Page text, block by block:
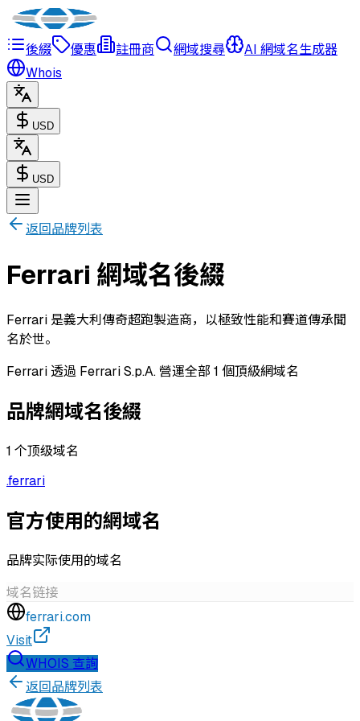
後綴 優惠 註冊商 網域搜尋
AI 網域名生成器
Whois
USD
USD
返回品牌列表
Ferrari 網域名後綴
Ferrari 是義大利傳奇超跑製造商，以極致性能和賽道傳承聞
名於世。
Ferrari 透過 Ferrari S.p.A. 營運全部 1 個頂級網域名
品牌網域名後綴
1 个顶级域名
.ferrari
官方使用的網域名
品牌实际使用的域名
域名链接
ferrari.com
Visit
WHOIS 查詢
返回品牌列表